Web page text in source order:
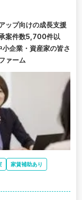
ップ向けの成長支援
案件数5,700件以
小企業・資産家の皆さ
ァーム
家賃補助あり